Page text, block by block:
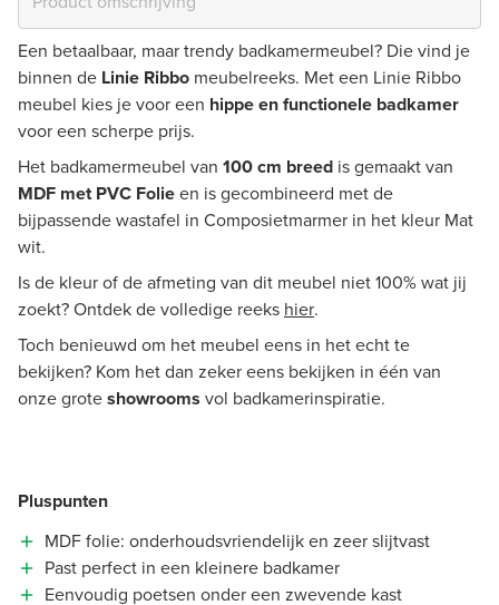
Een betaalbaar, maar trendy badkamermeubel? Die vind je
binnen de Linie Ribbo meubelreeks. Met een Linie Ribbo
meubel kies je voor een hippe en functionele badkamer
voor een scherpe prijs.
Het badkamermeubel van 100 cm breed is gemaakt van
MDF met PVC Folieen is gecombineerd met de
bijpassende wastafel in Composietmarmer in het kleur Mat
wit.
Is de kleur of de afmeting van dit meubel niet 100% wat jij
zoekt? Ontdek de volledige reeks hier.
Toch benieuwd om het meubel eens in het echt te
bekijken? Kom het dan zeker eens bekijken in één van
onze groteshowrooms vol badkamerinspiratie.
Pluspunten
MDF folie: onderhoudsvriendelijk en zeer slijtvast
Past perfect in een kleinere badkamer
Eenvoudig poetsen onder een zwevende kast